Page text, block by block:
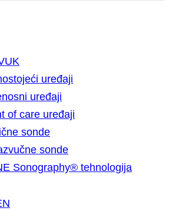
uređaji
uređaji
of care uređaji
sonde
sonde
Sonography® tehnologija